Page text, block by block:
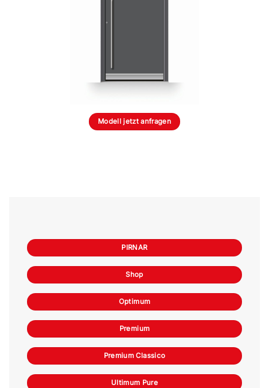
Modell jetzt anfragen
PIRNAR
Shop
Optimum
Premium
Premium Classico
Ultimum Pure